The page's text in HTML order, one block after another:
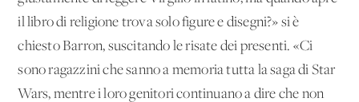
il libro di religione trova solo figure e disegni?» si è
chiesto Barron, suscitando le risate dei presenti. «Ci
sono ragazzini che sanno a memoria tutta la saga di Star
Wars, mentre i loro genitori continuano a dire che non